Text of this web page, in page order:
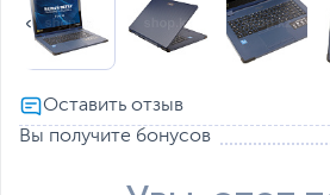
Вы получите бонусов